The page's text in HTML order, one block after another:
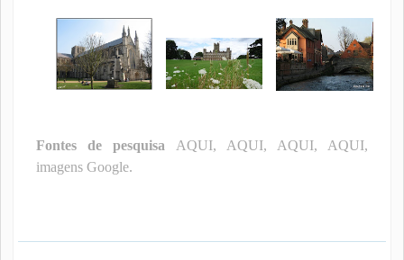
Fontes de pesquisa AQUI, AQUI, AQUI, AQUI,
imagens Google.